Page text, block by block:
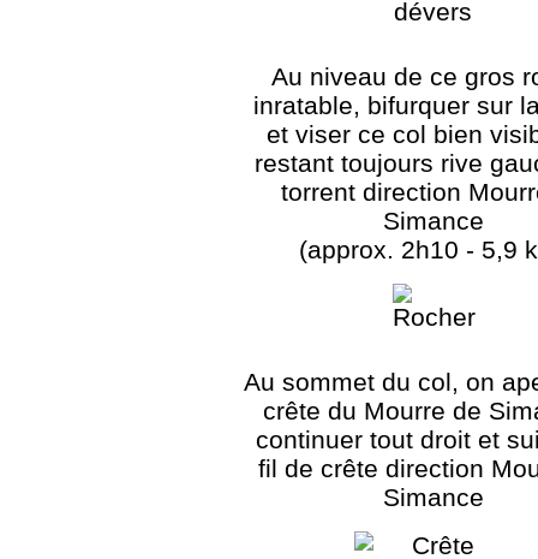
Au niveau de ce gros
inratable, bifurquer sur
et viser ce col bien
restant toujours rive
torrent direction
Simance
(approx. 2h10 - 5,9
Au sommet du col, on
crête du Mourre de
continuer tout droit et
fil de crête direction
Simance